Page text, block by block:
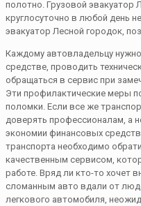
полотно. Грузовой
круглосуточно в любой день
эвакуатор Лесной городок,
Каждому автовладельцу
средстве, проводить
обращаться в сервис при
Эти профилактические меры
поломки. Если все же
доверять профессионалам, а
экономии финансовых
транспорта необходимо
качественным сервисом,
работе. Вряд ли кто-то хочет
сломанным авто вдали от
легкового автомобиля,